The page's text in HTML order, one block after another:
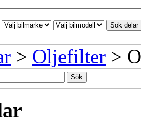
Sök delar
> Oljefilter >
Sök